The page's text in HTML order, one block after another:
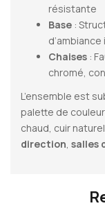
résistante
Base :
Chaises :
chromé,
L’ensemble est
palette de
chaud, cuir
direction, salles